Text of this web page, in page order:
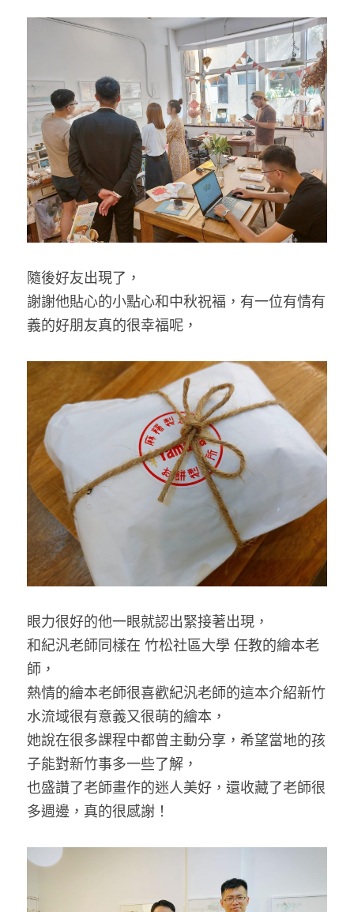
隨後好友出現了，
謝謝他貼心的小點心和中秋祝褔，有一位有情有
義的好朋友真的很幸福呢，
眼力很好的他一眼就認出緊接著出現，
和紀汎老師同樣在 竹松社區大學 任教的繪本老
師，
熱情的繪本老師很喜歡紀汎老師的這本介紹新竹
水流域很有意義又很萌的繪本，
她說在很多課程中都曾主動分享，希望當地的孩
子能對新竹事多一些了解，
也盛讚了老師畫作的迷人美好，還收藏了老師很
多週邊，真的很感謝！